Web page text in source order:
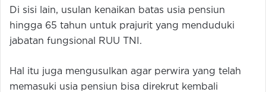
Di sisi lain, usulan kenaikan batas usia pensiun
hingga 65 tahun untuk prajurit yang menduduki
jabatan fungsional RUU TNI.
Hal itu juga mengusulkan agar perwira yang telah
memasuki usia pensiun bisa direkrut kembali